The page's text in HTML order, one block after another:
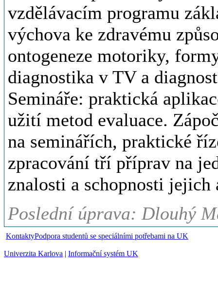
vzdělávacím programu
výchova ke zdravému
ontogeneze motoriky,
diagnostika v TV a
Semináře: praktická
užití metod evaluace.
na seminářích, praktické
zpracování tří příprav na
znalosti a schopnosti jejich
Poslední úprava: Dlouhý
KontaktyPodpora studentů se speciálními potřebami na UK
Univerzita Karlova | Informační systém UK